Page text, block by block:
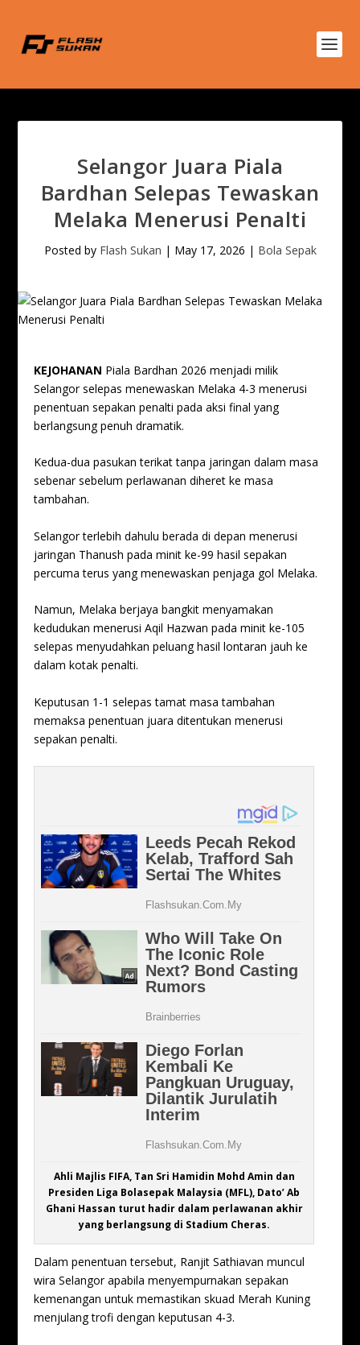
Selangor Juara Piala
Bardhan Selepas Tewaskan
Melaka Menerusi Penalti
Posted by Flash Sukan | May 17, 2026 | Bola Sepak
KEJOHANAN Piala Bardhan 2026 menjadi milik
Selangor selepas menewaskan Melaka 4-3 menerusi
penentuan sepakan penalti pada aksi final yang
berlangsung penuh dramatik.
Kedua-dua pasukan terikat tanpa jaringan dalam masa
sebenar sebelum perlawanan diheret ke masa
tambahan.
Selangor terlebih dahulu berada di depan menerusi
jaringan Thanush pada minit ke-99 hasil sepakan
percuma terus yang menewaskan penjaga gol Melaka.
Namun, Melaka berjaya bangkit menyamakan
kedudukan menerusi Aqil Hazwan pada minit ke-105
selepas menyudahkan peluang hasil lontaran jauh ke
dalam kotak penalti.
Keputusan 1-1 selepas tamat masa tambahan
memaksa penentuan juara ditentukan menerusi
sepakan penalti.
Ahli Majlis FIFA, Tan Sri Hamidin Mohd Amin dan
Presiden Liga Bolasepak Malaysia (MFL), Dato’ Ab
Ghani Hassan turut hadir dalam perlawanan akhir
yang berlangsung di Stadium Cheras.
Dalam penentuan tersebut, Ranjit Sathiavan muncul
wira Selangor apabila menyempurnakan sepakan
kemenangan untuk memastikan skuad Merah Kuning
menjulang trofi dengan keputusan 4-3.